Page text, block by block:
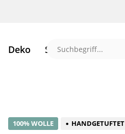
Deko Sale %
100% WOLLE HANDGETUFTET